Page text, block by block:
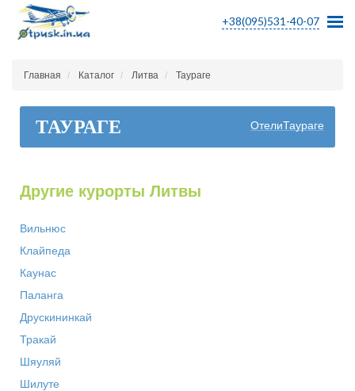
+38(095)531-40-07
Главная Каталог Литва Таураге
ТАУРАГЕ ОтелиТаураге
Другие курорты Литвы
Вильнюс
Клайпеда
Каунас
Паланга
Друскининкай
Тракай
Шяуляй
Шилуте